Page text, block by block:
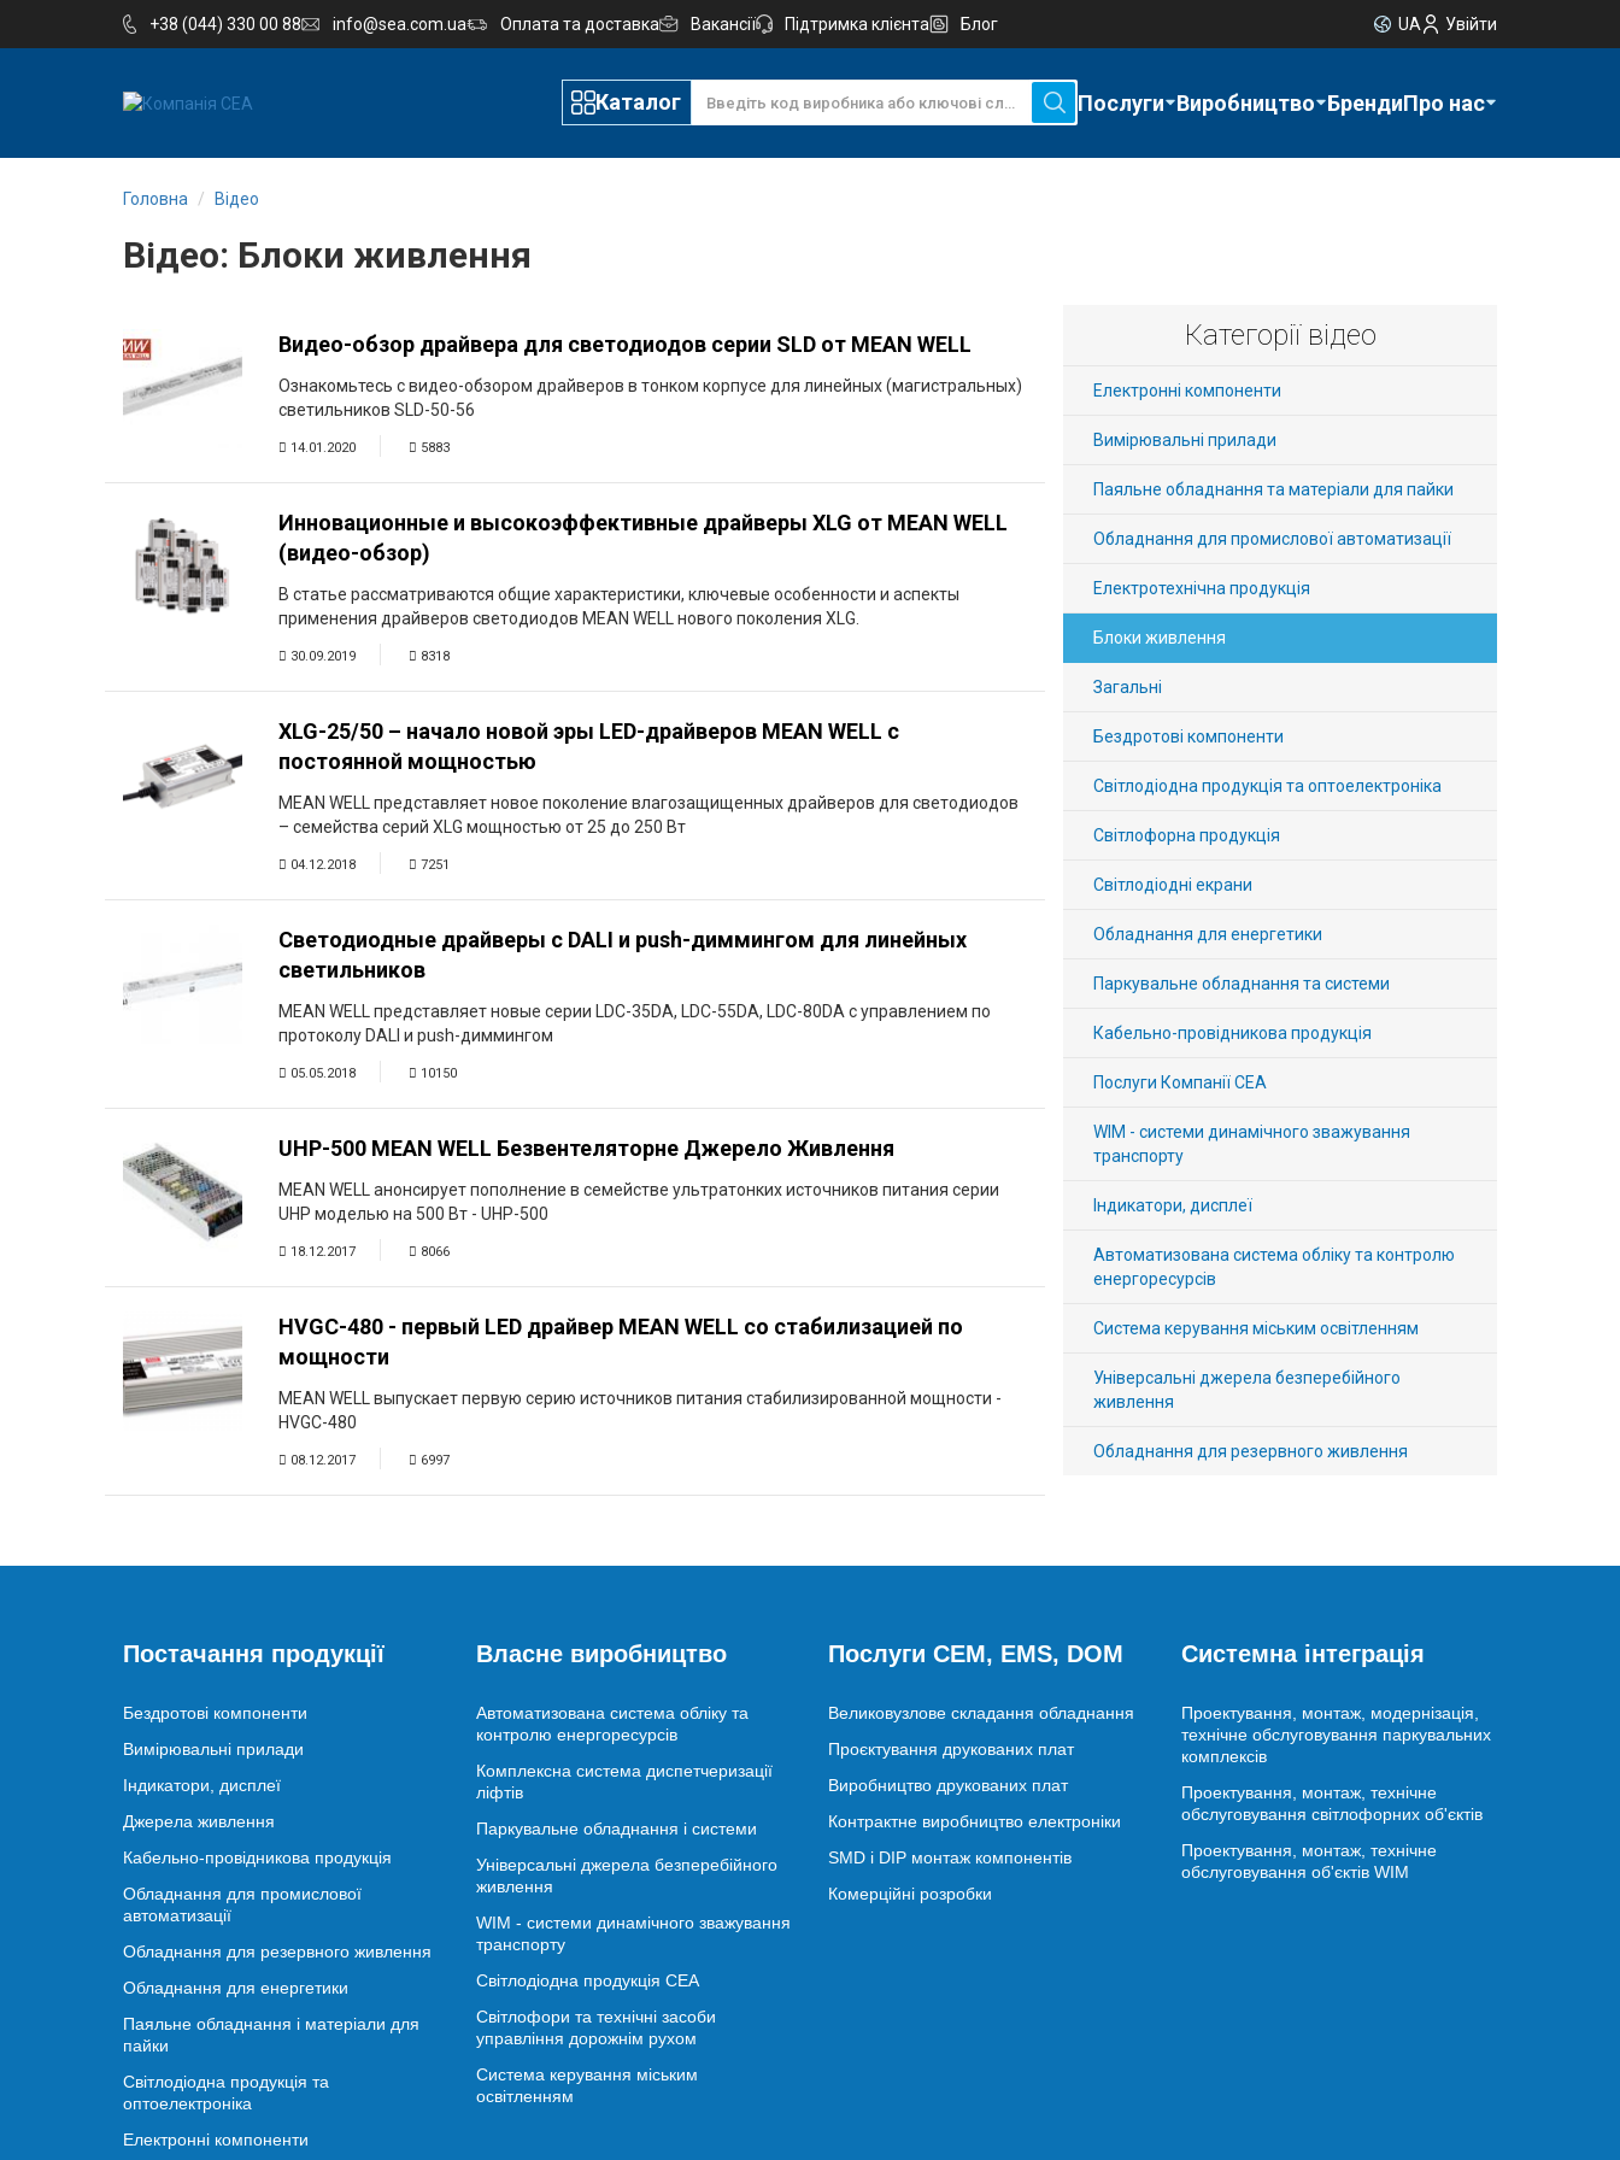
+38 (044) 330 00 88 info@sea.com.ua Оплата та доставка Вакансії Підтримка клієнта Блог UA Увійти
Каталог Послуги Виробництво БрендиПро нас
Компанія
Каталог
Виробництво
Послуги
авторизація
Доставка
Головна Відео
Відео: Блоки живлення
Видео-обзор драйвера для светодиодов серии SLD от MEAN WELL
Ознакомьтесь с видео-обзором драйверов в тонком корпусе для линейных (магистральных)
светильников SLD-50-56
14.01.2020 5883
Инновационные и высокоэффективные драйверы XLG от MEAN WELL
(видео-обзор)
В статье рассматриваются общие характеристики, ключевые особенности и аспекты
применения драйверов светодиодов MEAN WELL нового поколения XLG.
30.09.2019 8318
XLG-25/50 – начало новой эры LED-драйверов MEAN WELL с
постоянной мощностью
MEAN WELL представляет новое поколение влагозащищенных драйверов для светодиодов
– семейства серий XLG мощностью от 25 до 250 Вт
04.12.2018 7251
Светодиодные драйверы с DALI и push-диммингом для линейных
светильников
MEAN WELL представляет новые серии LDC-35DA, LDC-55DA, LDC-80DA с управлением по
протоколу DALI и push-диммингом
05.05.2018 10150
UHP-500 MEAN WELL Безвентеляторне Джерело Живлення
MEAN WELL анонсирует пополнение в семействе ультратонких источников питания серии
UHP моделью на 500 Вт - UHP-500
18.12.2017 8066
HVGC-480 - первый LED драйвер MEAN WELL со стабилизацией по
мощности
MEAN WELL выпускает первую серию источников питания стабилизированной мощности -
HVGC-480
08.12.2017 6997
Категорії відео
Електронні компоненти
Вимірювальні прилади
Паяльне обладнання та матеріали для пайки
Обладнання для промислової автоматизації
Електротехнічна продукція
Блоки живлення
Загальні
Бездротові компоненти
Світлодіодна продукція та оптоелектроніка
Світлофорна продукція
Світлодіодні екрани
Обладнання для енергетики
Паркувальне обладнання та системи
Кабельно-провідникова продукція
Послуги Компанії СЕА
WIM - системи динамічного зважування
транспорту
Індикатори, дисплеї
Автоматизована система обліку та контролю
енергоресурсів
Система керування міським освітленням
Універсальні джерела безперебійного
живлення
Обладнання для резервного живлення
Постачання продукції
Бездротові компоненти
Вимірювальні прилади
Індикатори, дисплеї
Джерела живлення
Кабельно-провідникова продукція
Обладнання для промислової
автоматизації
Обладнання для резервного живлення
Обладнання для енергетики
Паяльне обладнання і матеріали для
пайки
Світлодіодна продукція та
оптоелектроніка
Електронні компоненти
Власне виробництво
Автоматизована система обліку та
контролю енергоресурсів
Комплексна система диспетчеризації
ліфтів
Паркувальне обладнання і системи
Універсальні джерела безперебійного
живлення
WIM - системи динамічного зважування
транспорту
Світлодіодна продукція СЕА
Світлофори та технічні засоби
управління дорожнім рухом
Система керування міським
освітленням
Послуги CEM, EMS, DOM
Великовузлове складання обладнання
Проєктування друкованих плат
Виробництво друкованих плат
Контрактне виробництво електроніки
SMD і DIP монтаж компонентів
Комерційні розробки
Системна інтеграція
Проектування, монтаж, модернізація,
технічне обслуговування паркувальних
комплексів
Проектування, монтаж, технічне
обслуговування світлофорних об'єктів
Проектування, монтаж, технічне
обслуговування об'єктів WIM